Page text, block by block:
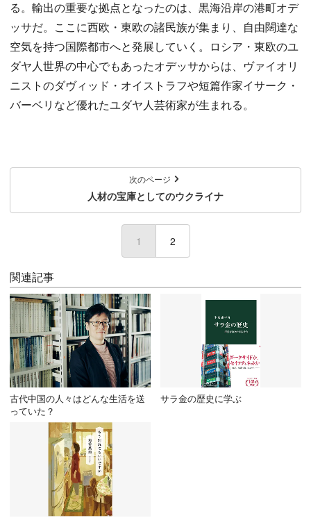
る。輸出の重要な拠点となったのは、黒海沿岸の港町オデ
ッサだ。ここに西欧・東欧の諸民族が集まり、自由闊達な
空気を持つ国際都市へと発展していく。ロシア・東欧のユ
ダヤ人世界の中心でもあったオデッサからは、ヴァイオリ
ニストのダヴィッド・オイストラフや短篇作家イサーク・
バーベリなど優れたユダヤ人芸術家が生まれる。
次のページ
人材の宝庫としてのウクライナ
1 (current)
2
関連記事
古代中国の人々はどんな生活を送
っていた？
サラ金の歴史に学ぶ